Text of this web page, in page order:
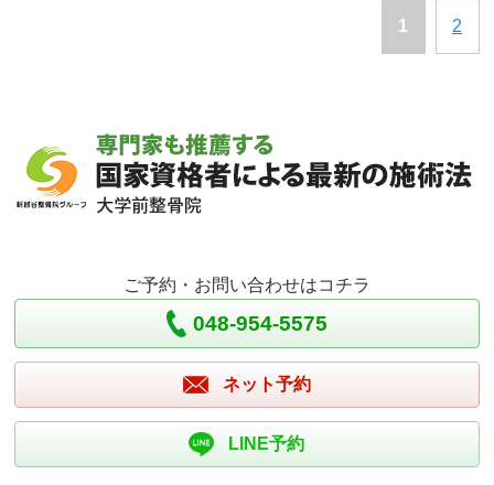
1 2
ご予約・お問い合わせはコチラ
048-954-5575
ネット予約
LINE予約